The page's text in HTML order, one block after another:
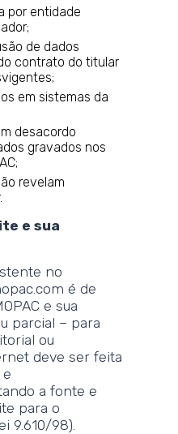
por entidade
de dados
contrato do titular
em sistemas da
desacordo
gravados nos
revelam
e sua
no
é de
e sua
parcial – para
ou
deve ser feita
a fonte e
para o
9.610/98).